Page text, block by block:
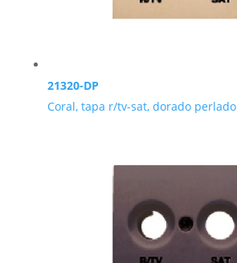
21320-DP
Coral, tapa r/tv-sat, dorado perlado